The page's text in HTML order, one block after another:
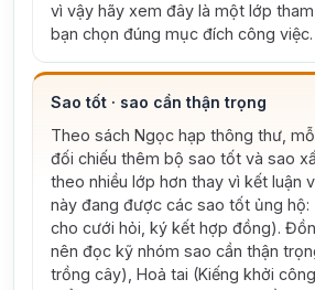
vì vậy hãy xem đây là một lớp
bạn chọn đúng mục đích công việc.
Sao tốt · sao cần thận trọng
Theo sách Ngọc hạp thông thư,
đối chiếu thêm bộ sao tốt và sao
theo nhiều lớp hơn thay vì kết luận
này đang được các sao tốt ủng hộ:
cho cưới hỏi, ký kết hợp đồng).
nên đọc kỹ nhóm sao cần thận
trồng cây), Hoả tai (Kiếng khởi